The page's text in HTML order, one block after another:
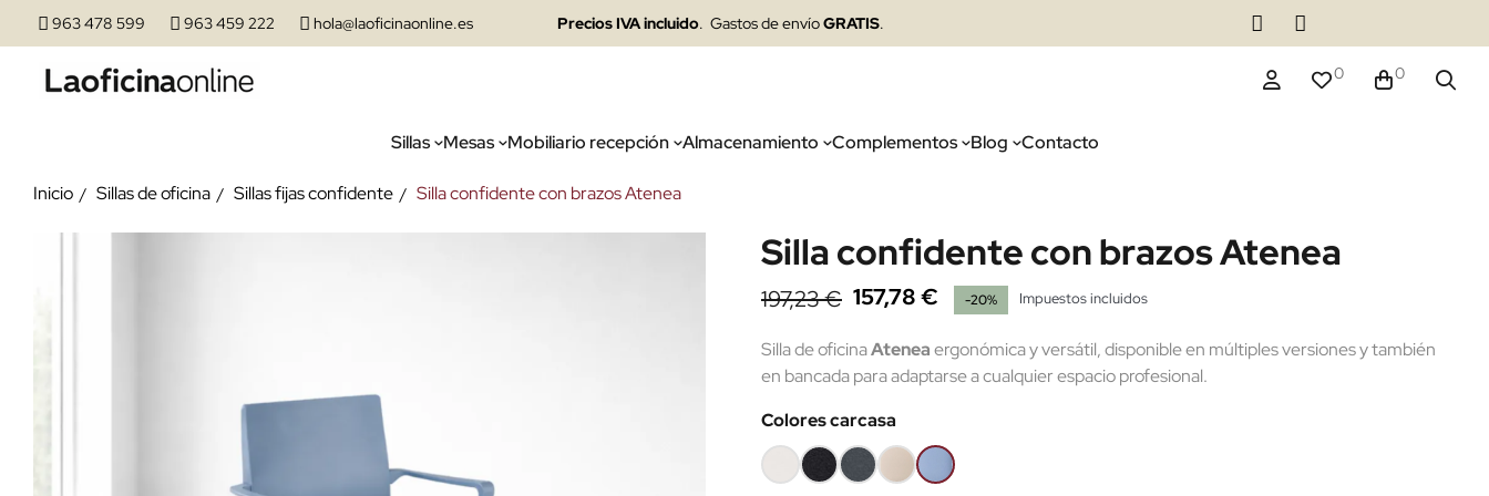
963 478 599 963 459 222 hola@laoficinaonline.es Precios IVA incluido. Gastos de envíoGRATIS.
0 0
Sillas Mesas Mobiliario recepción Almacenamiento Complementos Blog Contacto
Inicio Sillas de oficina Sillas fijas confidente Silla confidente con brazos Atenea
Silla confidente con brazos Atenea
197,23 € 157,78 € -20% Impuestos incluidos
Silla de oficinaAteneaergonómica y versátil, disponible en múltiples versiones y también
en bancada para adaptarse a cualquier espacio profesional.
Colores carcasa
Blanco
01
Negro
02
Gris
grafito
Arena
28
Azul
claro